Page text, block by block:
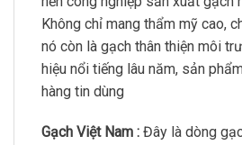
Không chỉ mang thẩm mỹ cao,
nó còn là gạch thân thiện môi
hiệu nổi tiếng lâu năm, sản
hàng tin dùng
Gạch Việt Nam : Đây là dòng